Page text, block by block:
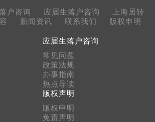
户咨询 应届生落户咨询
上海居转
新闻资讯 联系我们 版权申明
应届生落户咨询
常见问题
政策法规
办事指南
热点导读
版权声明
版权申明
免责声明